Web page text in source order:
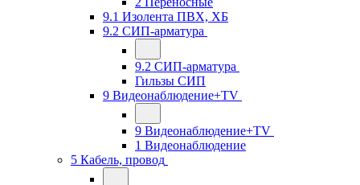
9.1 Изолента ПВХ, ХБ
9.2 СИП-арматура
9.2 СИП-арматура
Гильзы СИП
9 Видеонаблюдение+TV
9 Видеонаблюдение+TV
1 Видеонаблюдение
5 Кабель, провод